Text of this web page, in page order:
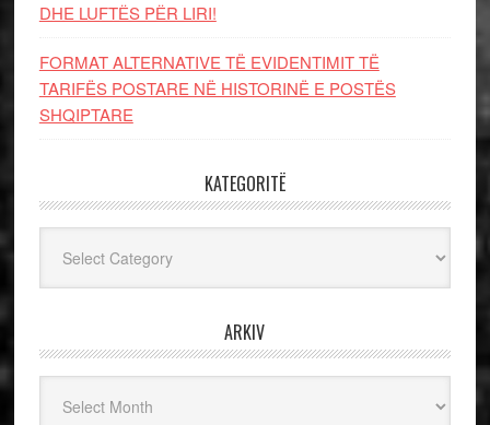
DHE LUFTЁS PЁR LIRI!
FORMAT ALTERNATIVE TË EVIDENTIMIT TË
TARIFËS POSTARE NË HISTORINË E POSTËS
SHQIPTARE
KATEGORITË
ARKIV